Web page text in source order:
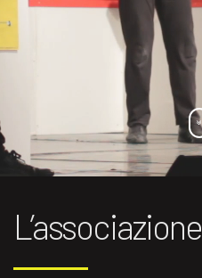
L’associazione